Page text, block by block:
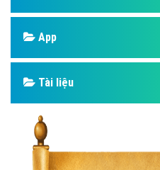
App
Tài liệu